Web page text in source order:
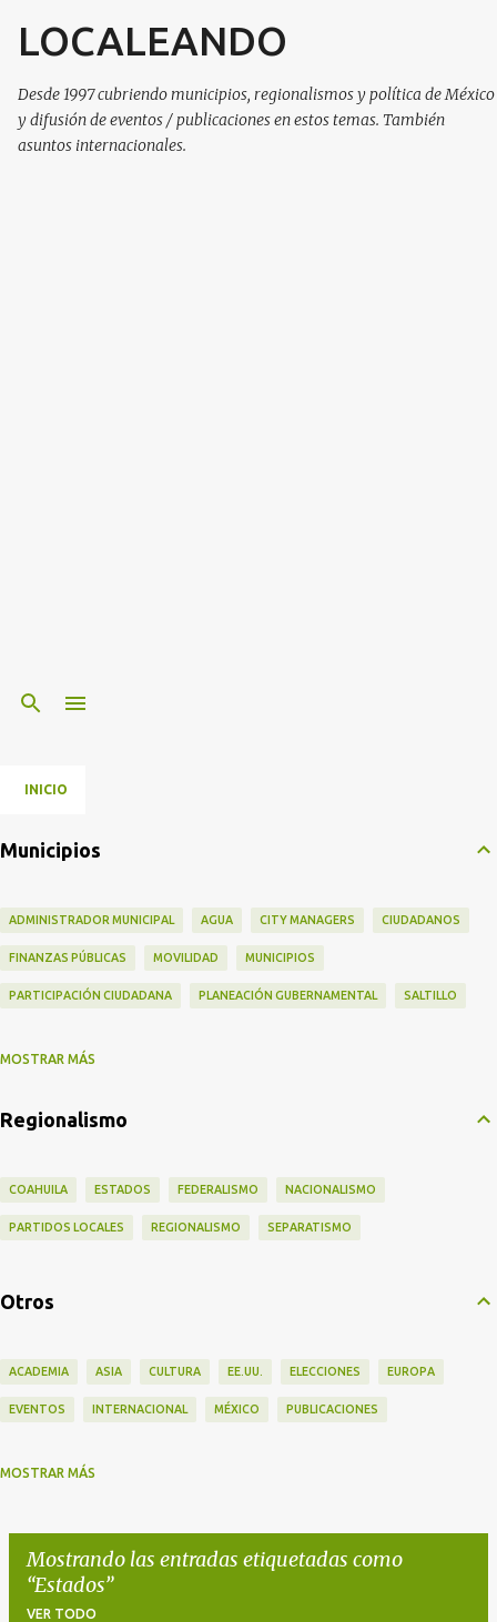
Ir al contenido principal
LOCALEANDO
Desde 1997 cubriendo municipios, regionalismos y política de México
y difusión de eventos / publicaciones en estos temas. También
asuntos internacionales.
INICIO
Municipios
ADMINISTRADOR MUNICIPAL AGUA CITY MANAGERS CIUDADANOS
FINANZAS PÚBLICAS MOVILIDAD MUNICIPIOS
PARTICIPACIÓN CIUDADANA PLANEACIÓN GUBERNAMENTAL SALTILLO
SERVICIO CIVIL
MOSTRAR MÁS
Regionalismo
COAHUILA ESTADOS FEDERALISMO NACIONALISMO
PARTIDOS LOCALES REGIONALISMO SEPARATISMO
Otros
ACADEMIA ASIA CULTURA EE.UU. ELECCIONES EUROPA
EVENTOS INTERNACIONAL MÉXICO PUBLICACIONES
VIAJES
MOSTRAR MÁS
Mostrando las entradas etiquetadas como
Estados
VER TODO